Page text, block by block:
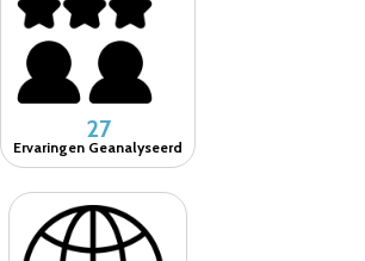
27
Ervaringen Geanalyseerd